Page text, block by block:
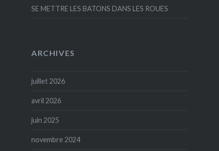
SE METTRE LES BATONS DANS LES ROUES
ARCHIVES
juillet 2026
avril 2026
juin 2025
novembre 2024